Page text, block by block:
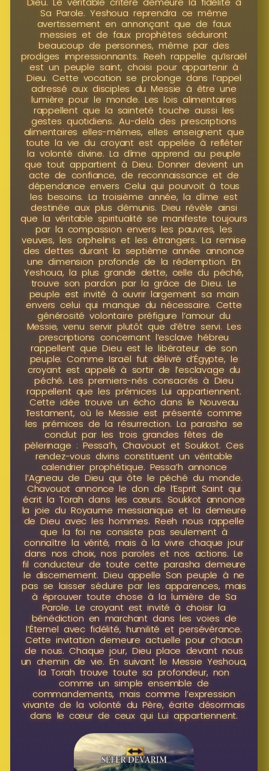
Sa Parole. Yeshoua reprendra ce même
avertissement en annonçant que de faux
messies et de faux prophètes séduiront
beaucoup de personnes, même par des
prodiges impressionnants. Reeh rappelle qu’Israël
est un peuple saint, choisi pour appartenir à
Dieu. Cette vocation se prolonge dans l’appel
adressé aux disciples du Messie à être une
lumière pour le monde. Les lois alimentaires
rappellent que la sainteté touche aussi les
gestes quotidiens. Au-delà des prescriptions
alimentaires elles-mêmes, elles enseignent que
toute la vie du croyant est appelée à refléter
la volonté divine. La dîme apprend au peuple
que tout appartient à Dieu. Donner devient un
acte de confiance, de reconnaissance et de
dépendance envers Celui qui pourvoit à tous
les besoins. La troisième année, la dîme est
destinée aux plus démunis. Dieu révèle ainsi
que la véritable spiritualité se manifeste toujours
par la compassion envers les pauvres, les
veuves, les orphelins et les étrangers. La remise
des dettes durant la septième année annonce
une dimension profonde de la rédemption. En
Yeshoua, la plus grande dette, celle du péché,
trouve son pardon par la grâce de Dieu. Le
peuple est invité à ouvrir largement sa main
envers celui qui manque du nécessaire. Cette
générosité volontaire préfigure l’amour du
Messie, venu servir plutôt que d’être servi. Les
prescriptions concernant l’esclave hébreu
rappellent que Dieu est le libérateur de son
peuple. Comme Israël fut délivré d’Égypte, le
croyant est appelé à sortir de l’esclavage du
péché. Les premiers-nés consacrés à Dieu
rappellent que les prémices Lui appartiennent.
Cette idée trouve un écho dans le Nouveau
Testament, où le Messie est présenté comme
les prémices de la résurrection. La parasha se
conclut par les trois grandes fêtes de
pèlerinage : Pessa’h, Chavouot et Soukkot. Ces
rendez-vous divins constituent un véritable
calendrier prophétique. Pessa’h annonce
l’Agneau de Dieu qui ôte le péché du monde.
Chavouot annonce le don de l’Esprit Saint qui
écrit la Torah dans les cœurs. Soukkot annonce
la joie du Royaume messianique et la demeure
de Dieu avec les hommes. Reeh nous rappelle
que la foi ne consiste pas seulement à
connaître la vérité, mais à la vivre chaque jour
dans nos choix, nos paroles et nos actions. Le
fil conducteur de toute cette parasha demeure
le discernement. Dieu appelle Son peuple à ne
pas se laisser séduire par les apparences, mais
à éprouver toute chose à la lumière de Sa
Parole. Le croyant est invité à choisir la
bénédiction en marchant dans les voies de
l’Éternel avec fidélité, humilité et persévérance.
Cette invitation demeure actuelle pour chacun
de nous. Chaque jour, Dieu place devant nous
un chemin de vie. En suivant le Messie Yeshoua,
la Torah trouve toute sa profondeur, non
comme un simple ensemble de
commandements, mais comme l’expression
vivante de la volonté du Père, écrite désormais
dans le cœur de ceux qui Lui appartiennent.